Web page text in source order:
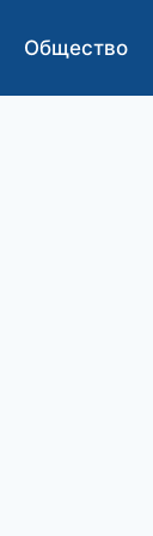
Общество